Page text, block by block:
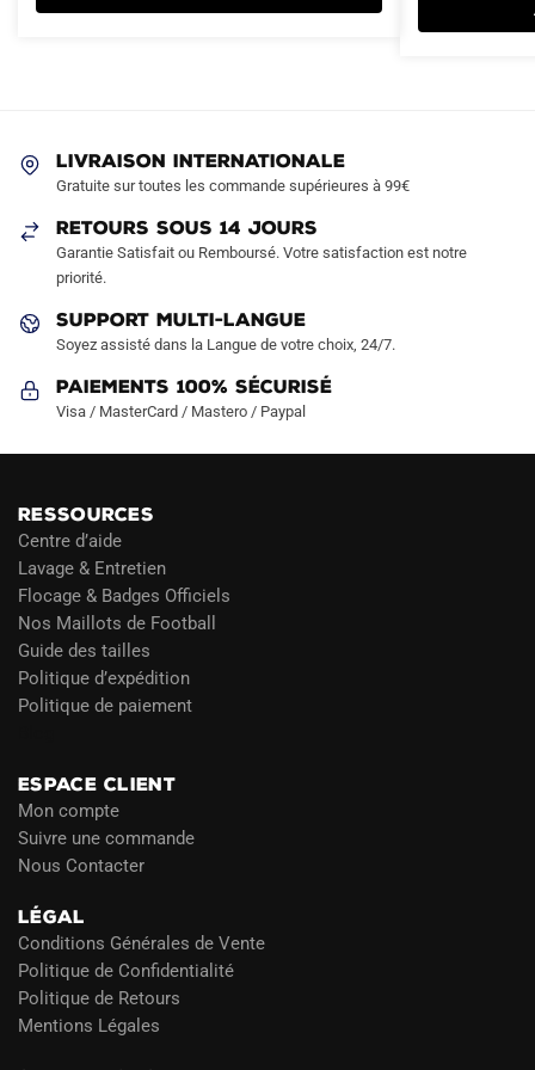
choisies
la
page
produit
variations.
page
LIVRAISON INTERNATIONALE
Gratuite sur toutes les commande supérieures à 99€
RETOURS SOUS 14 JOURS
Garantie Satisfait ou Remboursé. Votre satisfaction est notre
priorité.
SUPPORT MULTI-LANGUE
Soyez assisté dans la Langue de votre choix, 24/7.
Paiements 100% Sécurisé
Visa / MasterCard / Mastero / Paypal
RESSOURCES
Centre d’aide
Lavage & Entretien
Flocage & Badges Officiels
Nos Maillots de Football
Guide des tailles
Politique d’expédition
Politique de paiement
ESPACE CLIENT
Mon compte
Suivre une commande
Nous Contacter
LÉGAL
Conditions Générales de Vente
Politique de Confidentialité
Politique de Retours
Mentions Légales